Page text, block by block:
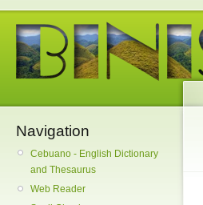
Navigation
Cebuano - English Dictionary
and Thesaurus
Web Reader